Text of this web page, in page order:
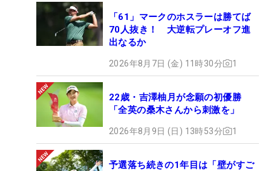
「61」マークのホスラーは勝てば
70人抜き！ 大逆転プレーオフ進
出なるか
2026年8月7日 (金) 11時30分 1
22歳・吉澤柚月が念願の初優勝
「全英の桑木さんから刺激を」
2026年8月9日 (日) 13時53分 1
予選落ち続きの1年目は「壁がすご